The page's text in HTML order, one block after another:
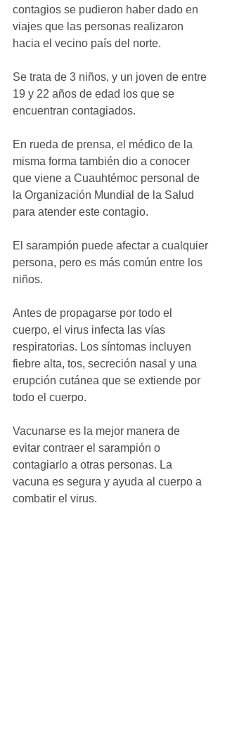
contagios se pudieron haber dado en
viajes que las personas realizaron
hacia el vecino país del norte.
Se trata de 3 niños, y un joven de entre
19 y 22 años de edad los que se
encuentran contagiados.
En rueda de prensa, el médico de la
misma forma también dio a conocer
que viene a Cuauhtémoc personal de
la Organización Mundial de la Salud
para atender este contagio.
El sarampión puede afectar a cualquier
persona, pero es más común entre los
niños.
Antes de propagarse por todo el
cuerpo, el virus infecta las vías
respiratorias. Los síntomas incluyen
fiebre alta, tos, secreción nasal y una
erupción cutánea que se extiende por
todo el cuerpo.
Vacunarse es la mejor manera de
evitar contraer el sarampión o
contagiarlo a otras personas. La
vacuna es segura y ayuda al cuerpo a
combatir el virus.